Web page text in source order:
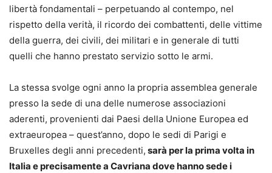
libertà fondamentali – perpetuando al contempo, nel
rispetto della verità, il ricordo dei combattenti, delle vittime
della guerra, dei civili, dei militari e in generale di tutti
quelli che hanno prestato servizio sotto le armi.
La stessa svolge ogni anno la propria assemblea generale
presso la sede di una delle numerose associazioni
aderenti, provenienti dai Paesi della Unione Europea ed
extraeuropea – quest’anno, dopo le sedi di Parigi e
Bruxelles degli anni precedenti, sarà per la prima volta in
Italia e precisamente a Cavriana dove hanno sede i